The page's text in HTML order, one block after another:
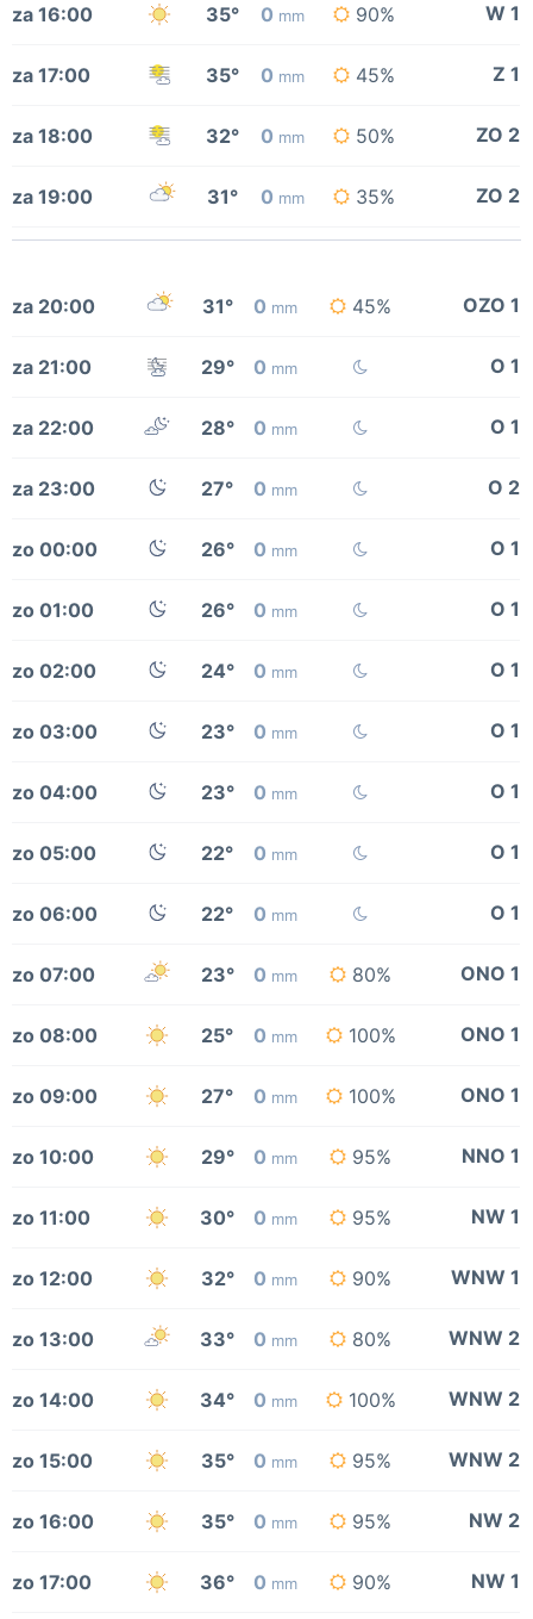
za 16:00 35° 0 mm 90% W 1
za 17:00 35° 0 mm 45% Z 1
za 18:00 32° 0 mm 50% ZO 2
za 19:00 31° 0 mm 35% ZO 2
za 20:00 31° 0 mm 45% OZO 1
za 21:00 29° 0 mm O 1
za 22:00 28° 0 mm O 1
za 23:00 27° 0 mm O 2
zo 00:00 26° 0 mm O 1
zo 01:00 26° 0 mm O 1
zo 02:00 24° 0 mm O 1
zo 03:00 23° 0 mm O 1
zo 04:00 23° 0 mm O 1
zo 05:00 22° 0 mm O 1
zo 06:00 22° 0 mm O 1
zo 07:00 23° 0 mm 80% ONO 1
zo 08:00 25° 0 mm 100% ONO 1
zo 09:00 27° 0 mm 100% ONO 1
zo 10:00 29° 0 mm 95% NNO 1
zo 11:00 30° 0 mm 95% NW 1
zo 12:00 32° 0 mm 90% WNW 1
zo 13:00 33° 0 mm 80% WNW 2
zo 14:00 34° 0 mm 100% WNW 2
zo 15:00 35° 0 mm 95% WNW 2
zo 16:00 35° 0 mm 95% NW 2
zo 17:00 36° 0 mm 90% NW 1